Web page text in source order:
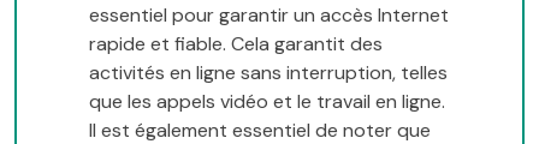
essentiel pour garantir un accès Internet
rapide et fiable. Cela garantit des
activités en ligne sans interruption, telles
que les appels vidéo et le travail en ligne.
Il est également essentiel de noter que